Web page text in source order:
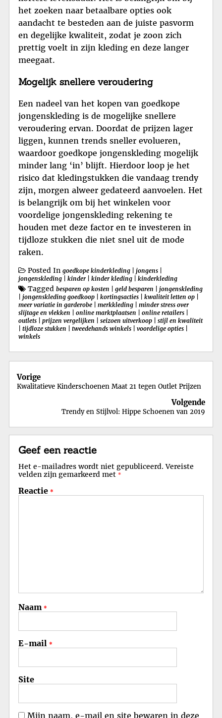
het zoeken naar betaalbare opties ook
aandacht te besteden aan de juiste pasvorm
en degelijke kwaliteit, zodat je zoon zich
prettig voelt in zijn kleding en deze langer
meegaat.
Mogelijk snellere veroudering
Een nadeel van het kopen van goedkope
jongenskleding is de mogelijke snellere
veroudering ervan. Doordat de prijzen lager
liggen, kunnen trends sneller evolueren,
waardoor goedkope jongenskleding mogelijk
minder lang ‘in’ blijft. Hierdoor loop je het
risico dat kledingstukken die vandaag trendy
zijn, morgen alweer gedateerd aanvoelen. Het
is belangrijk om bij het winkelen voor
voordelige jongenskleding rekening te
houden met deze factor en te investeren in
tijdloze stukken die niet snel uit de mode
raken.
Posted In goedkope kinderkleding jongens
jongenskleding
kinder kinder kleding kinderkleding
Tagged besparen op kosten geld besparen
jongenskleding
jongenskleding goedkoop kortingsacties kwaliteit letten op
meer variatie in garderobe
merkkleding
minder stress over
slijtage en vlekken
online marktplaatsen online retailers
outlets
prijzen vergelijken seizoen uitverkoop
stijl en kwaliteit
tijdloze stukken tweedehands winkels voordelige opties
winkels
Berichtnavigatie
Vorige
Kwalitatieve Kinderschoenen Maat 21 tegen Outlet Prijzen
Volgende
Trendy en Stijlvol: Hippe Schoenen van 2019
Geef een reactie
Het e-mailadres wordt niet gepubliceerd. Vereiste
velden zijn gemarkeerd met *
Reactie *
Naam *
E-mail *
Site
Mijn naam, e-mail en site bewaren in deze